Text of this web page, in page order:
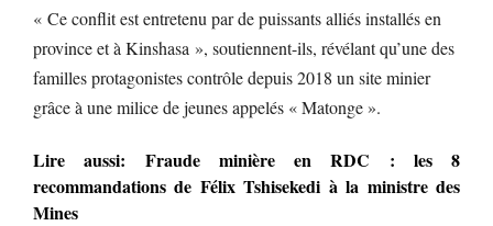
« Ce conflit est entretenu par de puissants alliés installés en
province et à Kinshasa », soutiennent-ils, révélant qu’une des
familles protagonistes contrôle depuis 2018 un site minier
grâce à une milice de jeunes appelés « Matonge ».
Lire aussi: Fraude minière en RDC : les 8
recommandations de Félix Tshisekedi à la ministre des
Mines